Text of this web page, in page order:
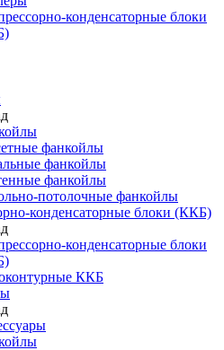
конденсаторные блоки
фанкойлы
фанкойлы
фанкойлы
потолочные фанкойлы
конденсаторные блоки (ККБ)
конденсаторные блоки
ККБ